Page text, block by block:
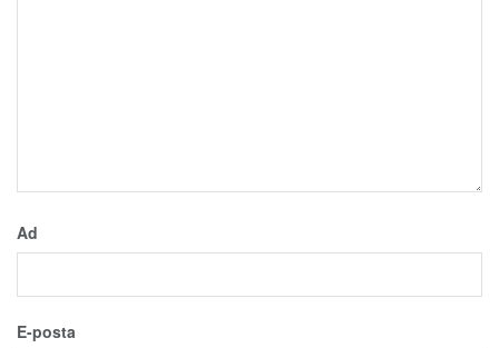
Ad
E-posta